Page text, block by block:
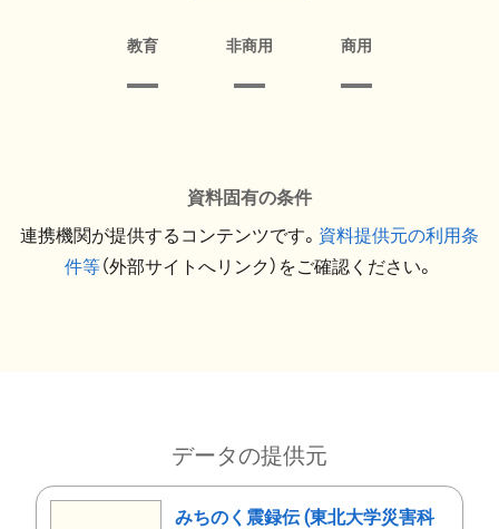
教育 非商用 商用
資料固有の条件
連携機関が提供するコンテンツです。 資料提供元の利用条
件等（外部サイトへリンク）をご確認ください。
データの提供元
みちのく震録伝 (東北大学災害科